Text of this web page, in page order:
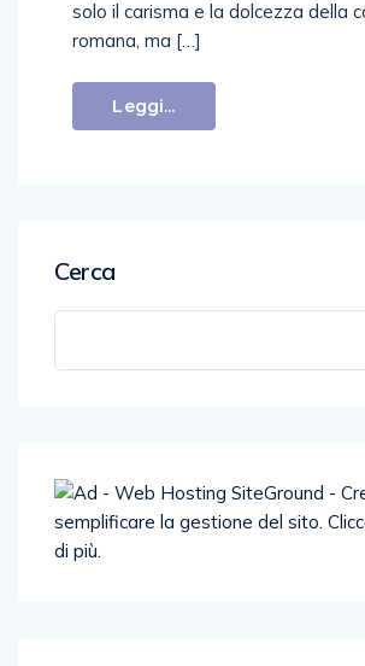
solo il carisma e la dolcezza della
romana, ma […]
Leggi...
Cerca